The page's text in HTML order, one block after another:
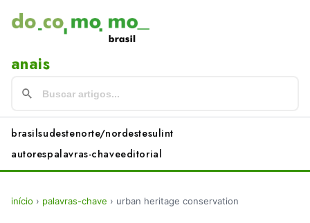
anais
brasilsudestenorte/nordestesulint
autorespalavras-chaveeditorial
início › palavras-chave › urban heritage conservation